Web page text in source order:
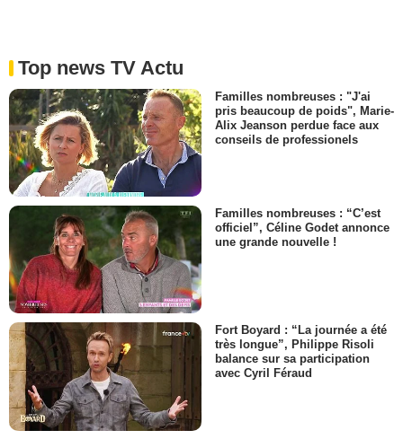
Top news TV Actu
Familles nombreuses : "J'ai
pris beaucoup de poids", Marie-
Alix Jeanson perdue face aux
conseils de professionels
Familles nombreuses : “C’est
officiel”, Céline Godet annonce
une grande nouvelle !
Fort Boyard : “La journée a été
très longue”, Philippe Risoli
balance sur sa participation
avec Cyril Féraud